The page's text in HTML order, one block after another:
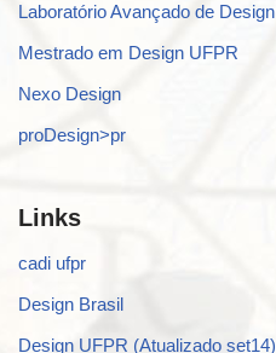
Laboratório Avançado de Design
Mestrado em Design UFPR
Nexo Design
proDesign>pr
Links
cadi ufpr
Design Brasil
Design UFPR (Atualizado set14)